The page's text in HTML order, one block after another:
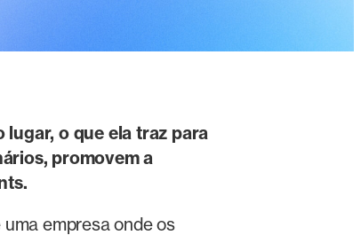
o que ela traz para
promovem a
empresa onde os